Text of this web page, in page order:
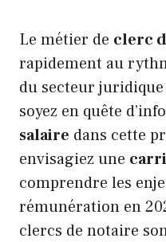
Le métier de clerc
rapidement au
du secteur juridique
soyez en quête
salaire dans cette
envisagiez une
comprendre les
rémunération en
clercs de notaire